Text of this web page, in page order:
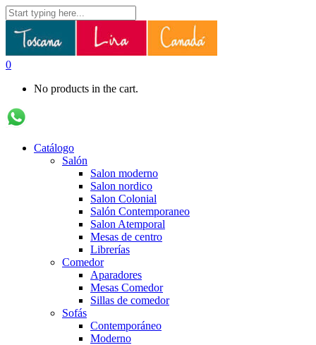
0
No products in the cart.
Catálogo
Salón
Salon moderno
Salon nordico
Salon Colonial
Salón Contemporaneo
Salon Atemporal
Mesas de centro
Librerías
Comedor
Aparadores
Mesas Comedor
Sillas de comedor
Sofás
Contemporáneo
Moderno